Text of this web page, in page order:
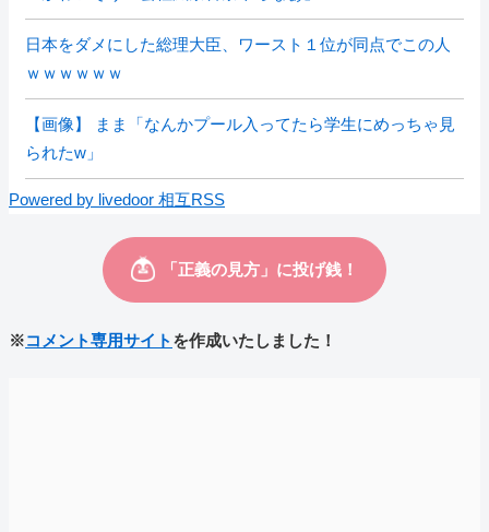
日本をダメにした総理大臣、ワースト１位が同点でこの人
ｗｗｗｗｗｗ
【画像】 まま「なんかプール入ってたら学生にめっちゃ見
られたw」
Powered by livedoor 相互RSS
※コメント専用サイト を作成いたしました！